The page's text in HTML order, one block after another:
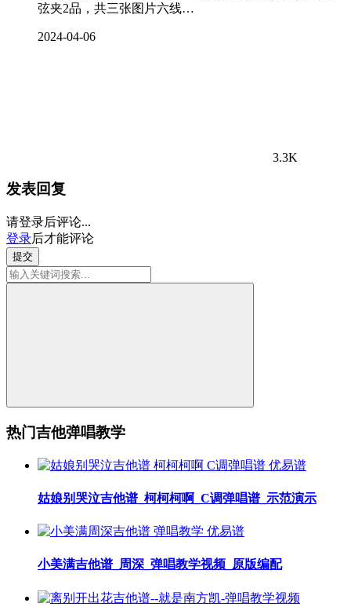
弦夹2品，共三张图片六线…
2024-04-06
3.3K
发表回复
请登录后评论...
登录后才能评论
提交
热门吉他弹唱教学
姑娘别哭泣吉他谱_柯柯柯啊_C调弹唱谱_示范演示
小美满吉他谱_周深_弹唱教学视频_原版编配